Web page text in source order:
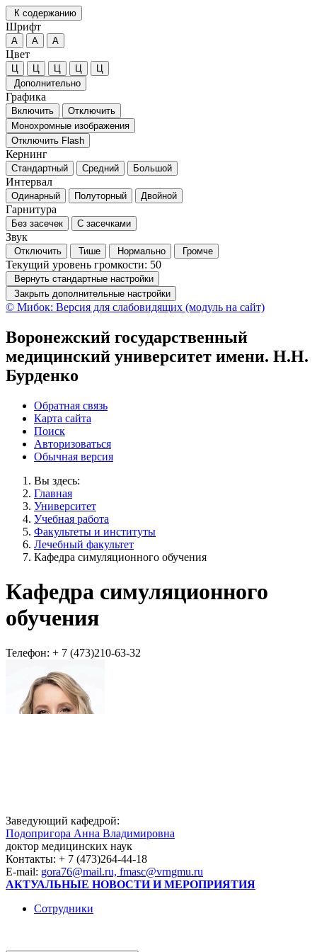
К содержанию
Шрифт
А А А
Цвет
Ц Ц Ц Ц
Ц
Дополнительно
Графика
Включить
Отключить
Монохромные изображения
Отключить Flash
Кернинг
Стандартный Средний Большой
Интервал
Одинарный Полуторный Двойной
Гарнитура
Без засечек С засечками
Звук
Отключить Тише Нормально Громче
Текущий уровень громкости: 50
Вернуть стандартные настройки
Закрыть дополнительные настройки
© Мибок: Версия для слабовидящих (модуль на сайт)
Воронежский государственный
медицинский университет имени. Н.Н.
Бурденко
Обратная связь
Карта сайта
Поиск
Авторизоваться
Обычная версия
Вы здесь:
Главная
Университет
Учебная работа
Факультеты и институты
Лечебный факультет
Кафедра симуляционного обучения
Кафедра симуляционного
обучения
Телефон: + 7 (473)210-63-32
Заведующий кафедрой:
Подопригора Анна Владимировна
доктор медицинских наук
Контакты: + 7 (473)264-44-18
E-mail: gora76@mail.ru, fmasc@vrngmu.ru
АКТУАЛЬНЫЕ НОВОСТИ И МЕРОПРИЯТИЯ
Сотрудники